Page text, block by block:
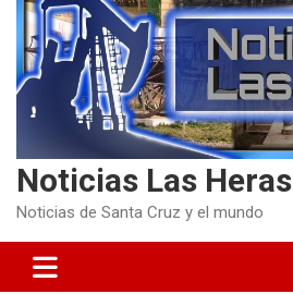
Noticias Las Heras
Noticias de Santa Cruz y el mundo